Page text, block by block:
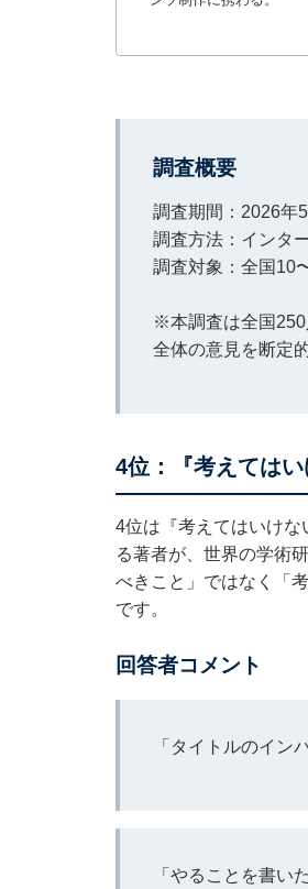
調査概要
調査期間：2026年
調査方法：インタ
調査対象：全国10
※本調査は全国250
全体の意見を断定
4位：『考えては
4位は『考えてはいけ
る著者が、世界の学術
べきこと」ではなく「
です。
回答者コメント
「タイトルのイン
「やることを書い